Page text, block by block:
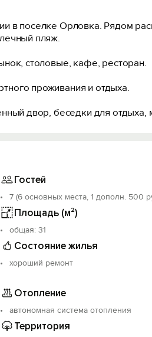
в поселке Орловка. Рядом
пляж.
столовые, кафе, ресторан.
проживания и отдыха.
двор, беседки для отдыха,
Гостей
7 (6 основных места, 1 дополн. 500
Площадь (м²)
oбщая: 31
Состояние жилья
хороший ремонт
Отопление
автономная система отопления
Территория